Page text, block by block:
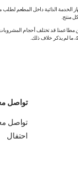
الخدمة الذاتية داخل المطعم
منتج.
من مطاعمنا. قد تختلف أحجام
تواصل
تواصل
احتفال